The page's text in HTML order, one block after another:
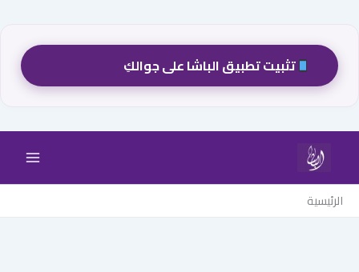
تثبيت تطبيق الباشا على جوالكِ
المحتوى
الرئيسية